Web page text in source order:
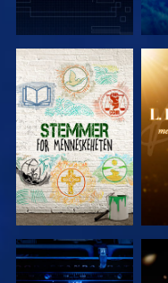
UTFORSK
SERIEN